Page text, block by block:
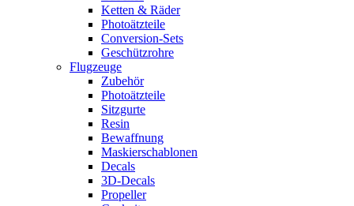
Ketten & Räder
Photoätzteile
Conversion-Sets
Geschützrohre
Flugzeuge
Zubehör
Photoätzteile
Sitzgurte
Resin
Bewaffnung
Maskierschablonen
Decals
3D-Decals
Propeller